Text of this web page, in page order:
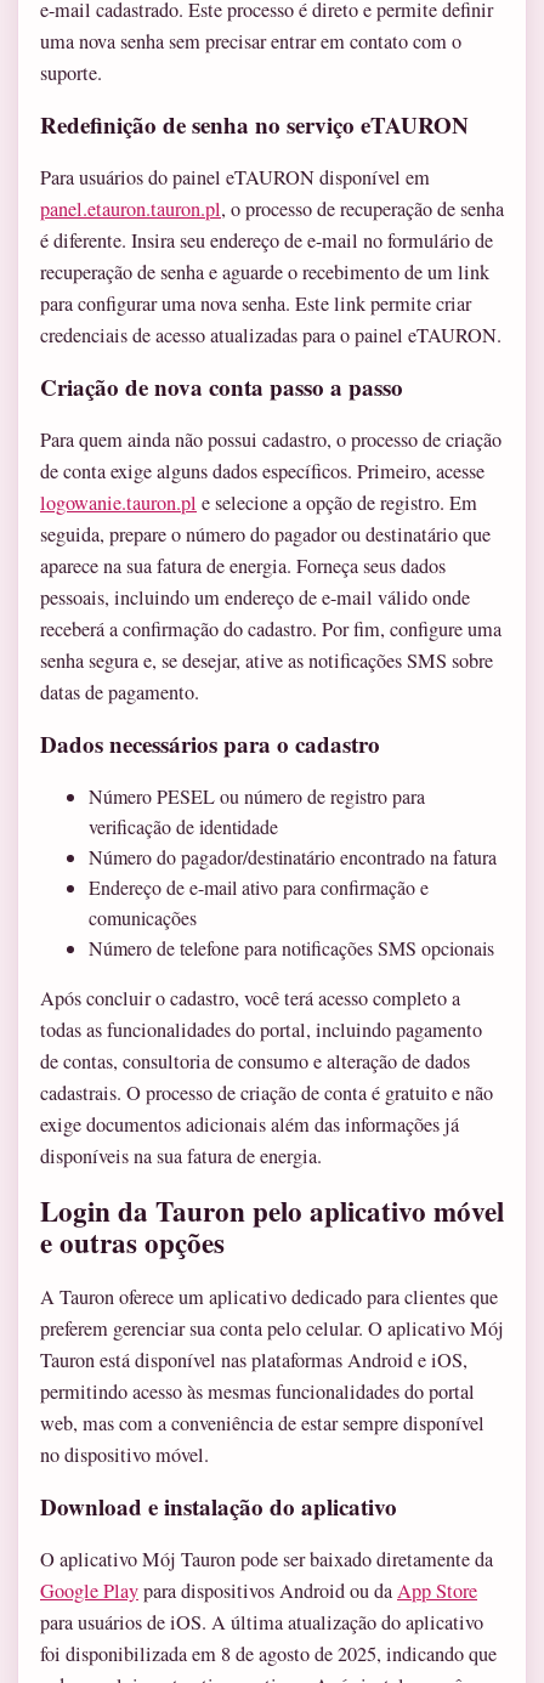
e-mail cadastrado. Este processo é direto e permite definir
uma nova senha sem precisar entrar em contato com o
suporte.
Redefinição de senha no serviço eTAURON
Para usuários do painel eTAURON disponível em
panel.etauron.tauron.pl, o processo de recuperação de senha
é diferente. Insira seu endereço de e-mail no formulário de
recuperação de senha e aguarde o recebimento de um link
para configurar uma nova senha. Este link permite criar
credenciais de acesso atualizadas para o painel eTAURON.
Criação de nova conta passo a passo
Para quem ainda não possui cadastro, o processo de criação
de conta exige alguns dados específicos. Primeiro, acesse
logowanie.tauron.pl e selecione a opção de registro. Em
seguida, prepare o número do pagador ou destinatário que
aparece na sua fatura de energia. Forneça seus dados
pessoais, incluindo um endereço de e-mail válido onde
receberá a confirmação do cadastro. Por fim, configure uma
senha segura e, se desejar, ative as notificações SMS sobre
datas de pagamento.
Dados necessários para o cadastro
Número PESEL ou número de registro para
verificação de identidade
Número do pagador/destinatário encontrado na fatura
Endereço de e-mail ativo para confirmação e
comunicações
Número de telefone para notificações SMS opcionais
Após concluir o cadastro, você terá acesso completo a
todas as funcionalidades do portal, incluindo pagamento
de contas, consultoria de consumo e alteração de dados
cadastrais. O processo de criação de conta é gratuito e não
exige documentos adicionais além das informações já
disponíveis na sua fatura de energia.
Login da Tauron pelo aplicativo móvel
e outras opções
A Tauron oferece um aplicativo dedicado para clientes que
preferem gerenciar sua conta pelo celular. O aplicativo Mój
Tauron está disponível nas plataformas Android e iOS,
permitindo acesso às mesmas funcionalidades do portal
web, mas com a conveniência de estar sempre disponível
no dispositivo móvel.
Download e instalação do aplicativo
O aplicativo Mój Tauron pode ser baixado diretamente da
Google Playpara dispositivos Android ou daApp Store
para usuários de iOS. A última atualização do aplicativo
foi disponibilizada em 8 de agosto de 2025, indicando que